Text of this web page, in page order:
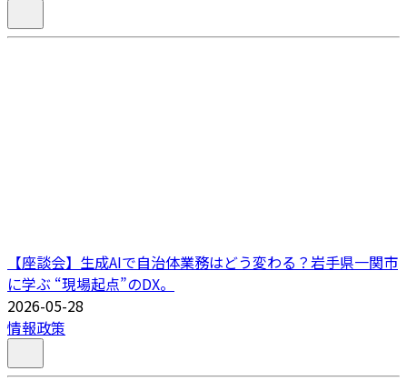
【座談会】生成AIで自治体業務はどう変わる？岩手県一関市
に学ぶ “現場起点”のDX。
2026-05-28
情報政策